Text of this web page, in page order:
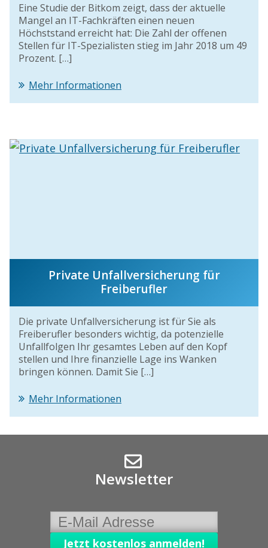
Eine Studie der Bitkom zeigt, dass der aktuelle
Mangel an IT-Fachkräften einen neuen
Höchststand erreicht hat: Die Zahl der offenen
Stellen für IT-Spezialisten stieg im Jahr 2018 um 49
Prozent. […]
Mehr Informationen
Private Unfallversicherung für
Freiberufler
Die private Unfallversicherung ist für Sie als
Freiberufler besonders wichtig, da potenzielle
Unfallfolgen Ihr gesamtes Leben auf den Kopf
stellen und Ihre finanzielle Lage ins Wanken
bringen können. Damit Sie […]
Mehr Informationen
Newsletter